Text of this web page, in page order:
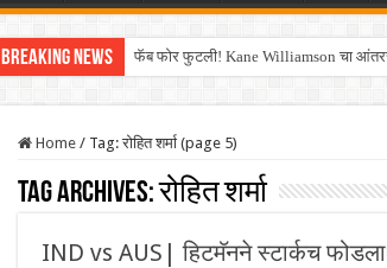
Breaking News फॅब फोर फुटली! Kane Williamson चा
Shreyas Iyer कॅप्टन झाला! टी20 ची पुन्हा
Home / Tag:रोहित शर्मा(page 5)
Tag Archives:रोहित शर्मा
IND vs AUS| हिटमॅनने स्टार्कच